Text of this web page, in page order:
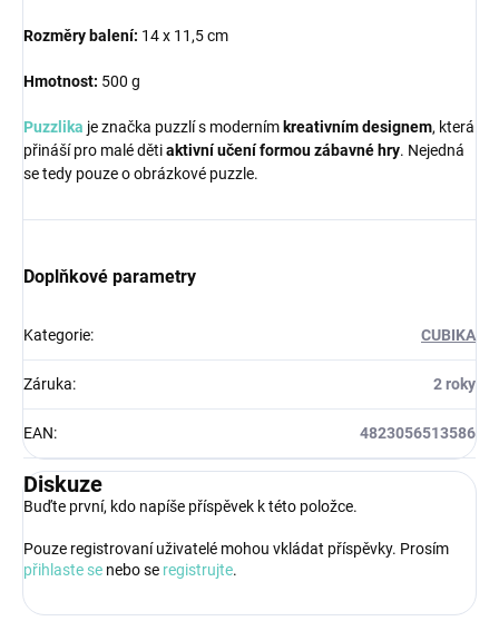
Rozměry balení: 14 x 11,5 cm
Hmotnost: 500 g
Puzzlika je značka puzzlí s moderním kreativním designem, která
přináší pro malé dětiaktivní učení formou zábavné hry. Nejedná
se tedy pouze o obrázkové puzzle.
Doplňkové parametry
Kategorie: CUBIKA
Záruka: 2 roky
EAN: 4823056513586
Diskuze
Buďte první, kdo napíše příspěvek k této položce.
Pouze registrovaní uživatelé mohou vkládat příspěvky. Prosím
přihlaste se nebo se registrujte.